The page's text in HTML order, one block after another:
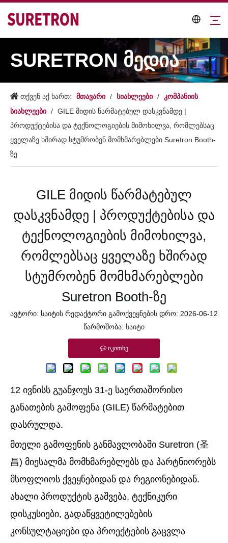
SURETRON მედია
თქვენ აქ ხართ: მთავარი / სიახლეები / კომპანიის
სიახლეები / GILE მიდის წარმატებულ დასკვნამდე |
პროდუქტებისა და ტექნოლოგიების მიმოხილვა, რომლებსაც
ყველაზე ხშირად სტუმრობენ მომხმარებლები Suretron Booth-
ზე
GILE მიდის წარმატებულ
დასკვნამდე | პროდუქტებისა და
ტექნოლოგიების მიმოხილვა,
რომლებსაც ყველაზე ხშირად
სტუმრობენ მომხმარებლები
Suretron Booth-ზე
ავტორი: საიტის რედაქტორი გამოქვეყნების დრო: 2026-06-12
წარმოშობა: საიტი
იკითხე
12 ივნისს გუანჯოუს 31-ე საერთაშორისო
განათების გამოფენა (GILE) წარმატებით
დასრულდა.
მთელი გამოფენის განმავლობაში Suretron (圣
昌) მიესალმა მომხმარებლებს და პარტნიორებს
მსოფლიოს ქვეყნებიდან და რეგიონებიდან.
ახალი პროდუქტის გაშვება, ტექნიკური
დისკუსიები, გადაწყვეტილებების
კონსულტაციები და პროექტების გაცვლა